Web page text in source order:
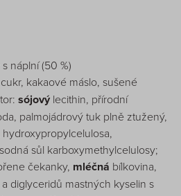
náplní (50 %)
kakaové máslo, sušené
sójový lecithin, přírodní
palmojádrový tuk plně ztužený,
sůl karboxymethylcelulosy;
čekanky, mléčná bílkovina,
diglyceridů mastných kyselin s